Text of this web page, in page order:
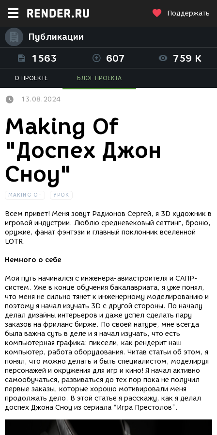
Поддержать
Публикации
1563 607 759 K
О ПРОЕКТЕ БЛОГ ПРОЕКТА
13.08.2024
Making Of
"Доспех Джон
Сноу"
MAKING OF УРОК
Всем привет! Меня зовут Радионов Сергей, я 3D художник в
игровой индустрии. Люблю средневековый сеттинг, броню,
оружие, фанат фэнтэзи и главный поклонник вселенной
LOTR.
Немного о себе
Мой путь начинался с инженера-авиастроителя и САПР-
систем. Уже в конце обучения бакалавриата, я уже понял,
что меня не сильно тянет к инженерному моделированию и
поэтому я начал изучать 3D с другой стороны. По началу
делал дизайны интерьеров и даже успел сделать пару
заказов на фриланс бирже. По своей натуре, мне всегда
была важна суть в деле и я начал изучать, что есть
компьютерная графика: пиксели, как рендерит наш
компьютер, работа оборудования. Читав статьи об этом, я
понял, что можно делать и быть специалистом, моделируя
персонажей и окружения для игр и кино! Я начал активно
самообучаться, развиваться до тех пор пока не получил
первые заказы, которые хорошо мотивировали меня
продолжать дело. В этой статье я расскажу, как я делал
доспех Джона Сноу из сериала “Игра Престолов”.